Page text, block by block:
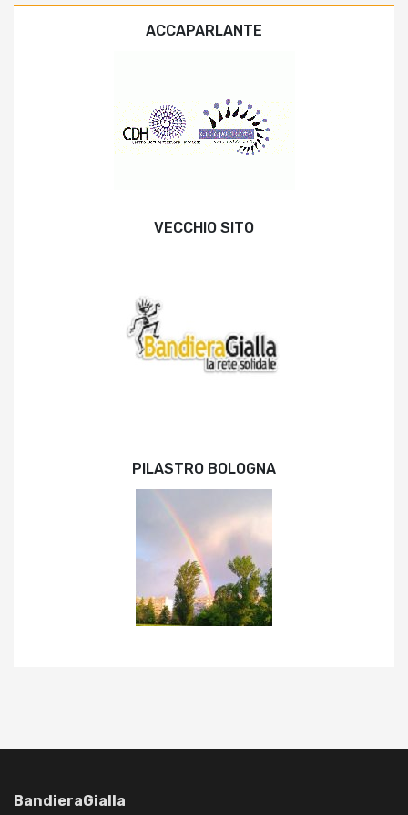
ACCAPARLANTE
VECCHIO SITO
PILASTRO BOLOGNA
BandieraGialla